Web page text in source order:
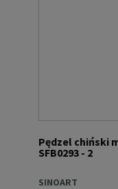
Pędzel chiński
SFB0293 - 2
SINOART